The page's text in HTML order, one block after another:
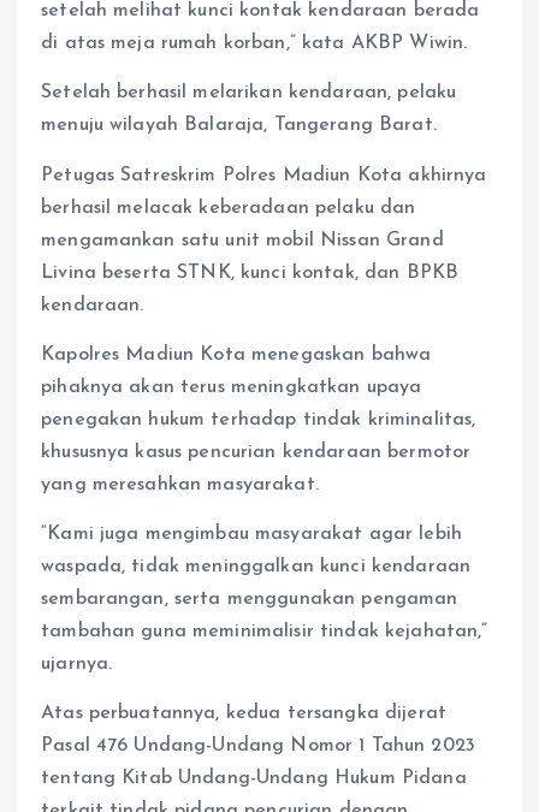
setelah melihat kunci kontak kendaraan berada
di atas meja rumah korban,” kata AKBP Wiwin.
Setelah berhasil melarikan kendaraan, pelaku
menuju wilayah Balaraja, Tangerang Barat.
Petugas Satreskrim Polres Madiun Kota akhirnya
berhasil melacak keberadaan pelaku dan
mengamankan satu unit mobil Nissan Grand
Livina beserta STNK, kunci kontak, dan BPKB
kendaraan.
Kapolres Madiun Kota menegaskan bahwa
pihaknya akan terus meningkatkan upaya
penegakan hukum terhadap tindak kriminalitas,
khususnya kasus pencurian kendaraan bermotor
yang meresahkan masyarakat.
“Kami juga mengimbau masyarakat agar lebih
waspada, tidak meninggalkan kunci kendaraan
sembarangan, serta menggunakan pengaman
tambahan guna meminimalisir tindak kejahatan,”
ujarnya.
Atas perbuatannya, kedua tersangka dijerat
Pasal 476 Undang-Undang Nomor 1 Tahun 2023
tentang Kitab Undang-Undang Hukum Pidana